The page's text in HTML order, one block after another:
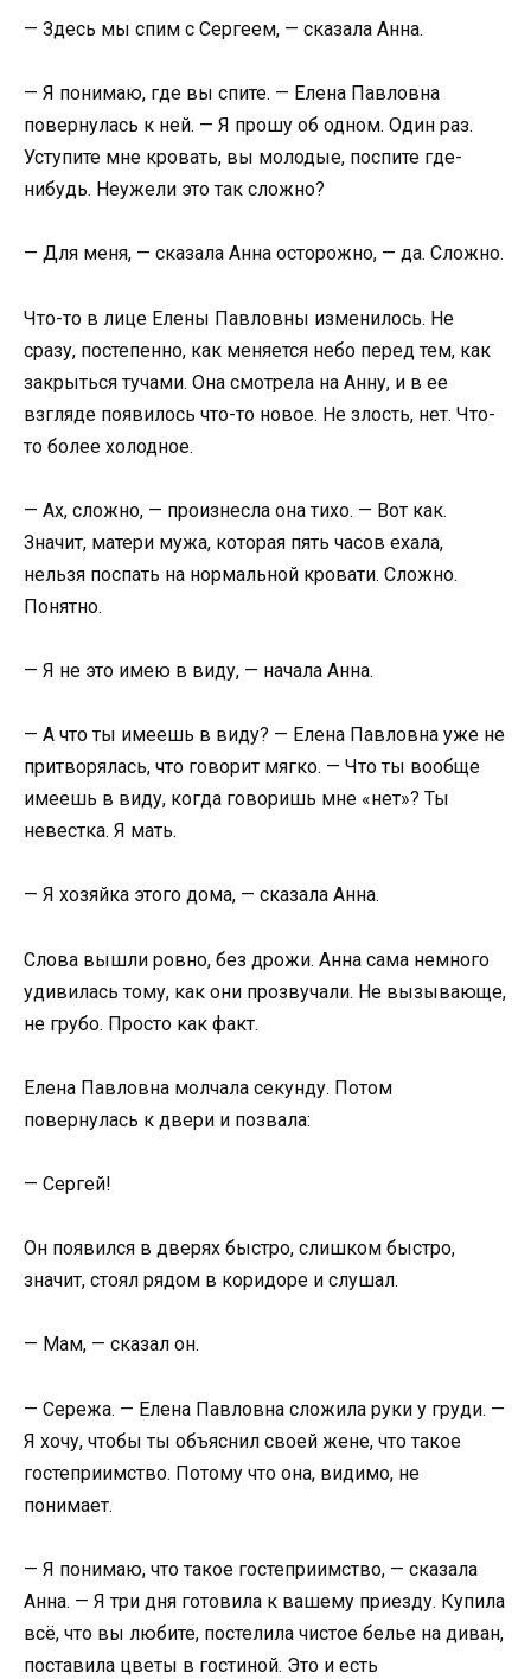
— Здесь мы спим с Сергеем, — сказала Анна.
— Я понимаю, где вы спите. — Елена Павловна
повернулась к ней. — Я прошу об одном. Один раз.
Уступите мне кровать, вы молодые, поспите где-
нибудь. Неужели это так сложно?
— Для меня, — сказала Анна осторожно, — да. Сложно.
Что-то в лице Елены Павловны изменилось. Не
сразу, постепенно, как меняется небо перед тем, как
закрыться тучами. Она смотрела на Анну, и в ее
взгляде появилось что-то новое. Не злость, нет. Что-
то более холодное.
— Ах, сложно, — произнесла она тихо. — Вот как.
Значит, матери мужа, которая пять часов ехала,
нельзя поспать на нормальной кровати. Сложно.
Понятно.
— Я не это имею в виду, — начала Анна.
— А что ты имеешь в виду? — Елена Павловна уже не
притворялась, что говорит мягко. — Что ты вообще
имеешь в виду, когда говоришь мне «нет»? Ты
невестка. Я мать.
— Я хозяйка этого дома, — сказала Анна.
Слова вышли ровно, без дрожи. Анна сама немного
удивилась тому, как они прозвучали. Не вызывающе,
не грубо. Просто как факт.
Елена Павловна молчала секунду. Потом
повернулась к двери и позвала:
— Сергей!
Он появился в дверях быстро, слишком быстро,
значит, стоял рядом в коридоре и слушал.
— Мам, — сказал он.
— Сережа. — Елена Павловна сложила руки у груди. —
Я хочу, чтобы ты объяснил своей жене, что такое
гостеприимство. Потому что она, видимо, не
понимает.
— Я понимаю, что такое гостеприимство, — сказала
Анна. — Я три дня готовила к вашему приезду. Купила
всё, что вы любите, постелила чистое белье на диван,
поставила цветы в гостиной. Это и есть